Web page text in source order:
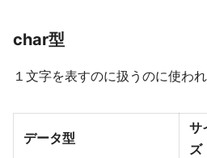
char型
１文字を表すのに扱うのに使われ
データ型
サ
ズ